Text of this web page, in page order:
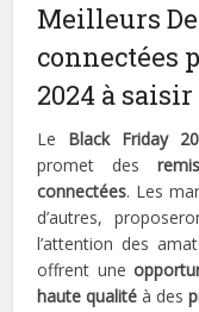
Meilleurs
connectées
2024 à
Le Black Friday
promet des
connectées. Les
d’autres,
l’attention des
offrent une
haute qualité à des